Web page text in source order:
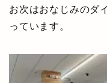
お次はおなじみのダ
っています。